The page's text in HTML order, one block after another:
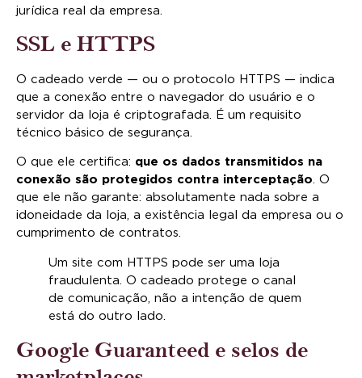
jurídica real da empresa.
SSL e HTTPS
O cadeado verde — ou o protocolo HTTPS — indica
que a conexão entre o navegador do usuário e o
servidor da loja é criptografada. É um requisito
técnico básico de segurança.
O que ele certifica: que os dados transmitidos na
conexão são protegidos contra interceptação. O
que ele não garante: absolutamente nada sobre a
idoneidade da loja, a existência legal da empresa ou o
cumprimento de contratos.
Um site com HTTPS pode ser uma loja
fraudulenta. O cadeado protege o canal
de comunicação, não a intenção de quem
está do outro lado.
Google Guaranteed e selos de